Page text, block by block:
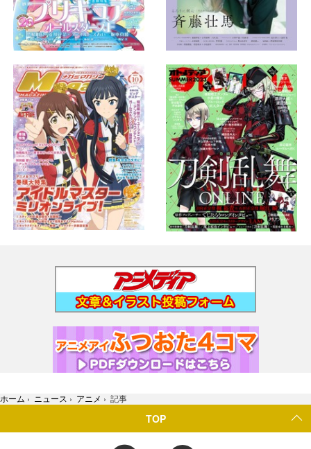
ホーム › ニュース › アニメ › 記事
TOP